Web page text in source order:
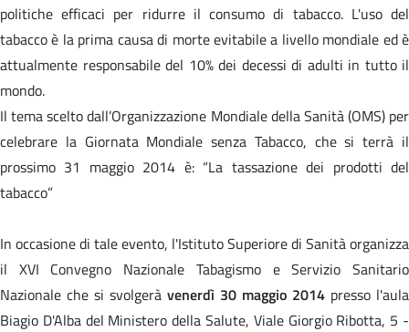
politiche efficaci per ridurre il consumo di tabacco. L'uso del
tabacco è la prima causa di morte evitabile a livello mondiale ed è
attualmente responsabile del 10% dei decessi di adulti in tutto il
mondo.
Il tema scelto dall’Organizzazione Mondiale della Sanità (OMS) per
celebrare la Giornata Mondiale senza Tabacco, che si terrà il
prossimo 31 maggio 2014 è: “La tassazione dei prodotti del
tabacco”
In occasione di tale evento, l'Istituto Superiore di Sanità organizza
il XVI Convegno Nazionale Tabagismo e Servizio Sanitario
Nazionale che si svolgerà venerdì 30 maggio 2014 presso l'aula
Biagio D'Alba del Ministero della Salute, Viale Giorgio Ribotta, 5 -